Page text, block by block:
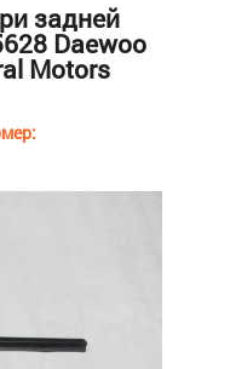
задней
Daewoo
Motors